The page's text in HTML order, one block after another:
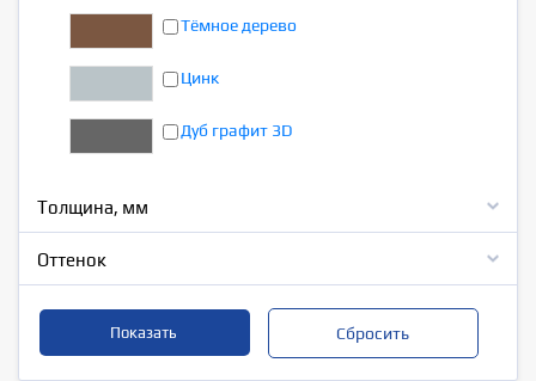
Тёмное дерево
Цинк
Дуб графит 3D
Толщина, мм
Оттенок